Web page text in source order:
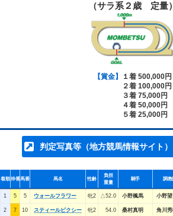
（サラ系２歳 定量）
【賞金】
１着 500,000円
２着 100,000円
３着 75,000円
４着 50,000円
５着 25,000円
判定写真等（地方競馬情報サイト）
着順枠番馬番 馬名 性齢
負担
重量
騎手 調教
1 5 5 ウォールフラワー 牝2 △52.0 小野楓馬 小野望
2 7 10 スティールピクシー 牝2 54.0 桑村真明 角川